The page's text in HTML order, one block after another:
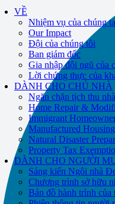
Impacted by the recent
VỀ
Nhiệm vụ của chúng ta
Our Impact
Đội của chúng tôi
Ban giám đốc
Gia nhập đội ngũ của
Lời chứng thực của
DÀNH CHO CHỦ NHÀ
Ngăn chặn tịch thu nhà
Home Repair &
Immigrant
Manufactured
Natural Disaster
Property Tax
DÀNH CHO NGƯỜI
Sáng kiến Ngôi nhà
Chương trình sở hữu
Bản đồ hành trình của